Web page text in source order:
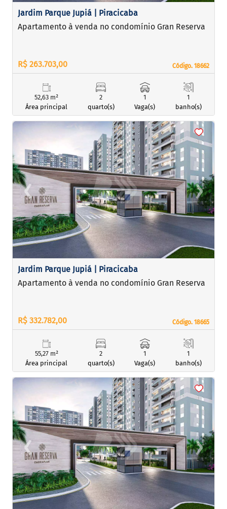
Jardim Parque Jupiá | Piracicaba
Código. 18662
Código. 18662
Apartamento à venda no condomínio Gran Reserva
R$ 263.703,00
52,63 m²
Área principal
2
quarto(s)
1
Vaga(s)
1
banho(s)
<<<<
‹Previous ›Next
Jardim Parque Jupiá | Piracicaba
Código. 18665
Código. 18665
Apartamento à venda no condomínio Gran Reserva
R$ 332.782,00
55,27 m²
Área principal
2
quarto(s)
1
Vaga(s)
1
banho(s)
<<<<
‹Previous ›Next